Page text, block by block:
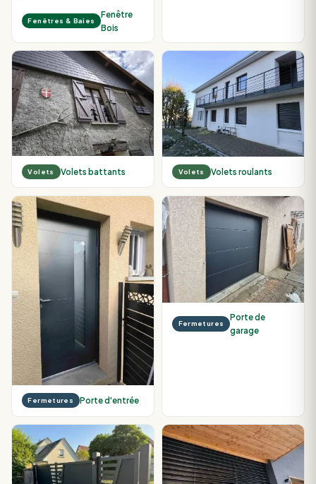
Fenêtres & Baies
Fenêtre
Bois
Volets Volets battants Volets Volets roulants
Fermetures Porte d'entrée
Fermetures
Porte de
garage